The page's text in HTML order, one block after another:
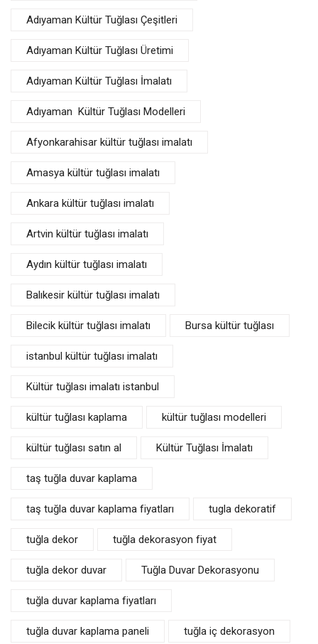
Adıyaman Kültür Tuğlası Çeşitleri
Adıyaman Kültür Tuğlası Üretimi
Adıyaman Kültür Tuğlası İmalatı
Adıyaman Kültür Tuğlası Modelleri
Afyonkarahisar kültür tuğlası imalatı
Amasya kültür tuğlası imalatı
Ankara kültür tuğlası imalatı
Artvin kültür tuğlası imalatı
Aydın kültür tuğlası imalatı
Balıkesir kültür tuğlası imalatı
Bilecik kültür tuğlası imalatı Bursa kültür tuğlası
istanbul kültür tuğlası imalatı
Kültür tuğlası imalatı istanbul
kültür tuğlası kaplama kültür tuğlası modelleri
kültür tuğlası satın al Kültür Tuğlası İmalatı
taş tuğla duvar kaplama
taş tuğla duvar kaplama fiyatları tugla dekoratif
tuğla dekor tuğla dekorasyon fiyat
tuğla dekor duvar Tuğla Duvar Dekorasyonu
tuğla duvar kaplama fiyatları
tuğla duvar kaplama paneli tuğla iç dekorasyon